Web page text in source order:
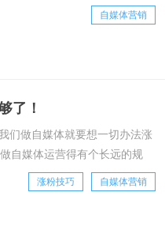
长和独特观点的人们也能够更便
演讲的另一种可能性。他们努力
自媒体营销
了！
们做自媒体就要想一切办法涨
自媒体运营得有个长远的规
选择领域，输出对用户有价值的
或者美食领域，就可以写育儿知
涨粉技巧 自媒体营销